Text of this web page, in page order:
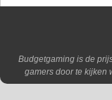
Budgetgaming is de
gamers door te kijken